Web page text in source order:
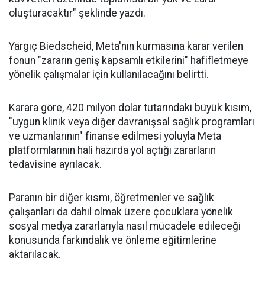
oluşturacaktır" şeklinde yazdı.
Yargıç Biedscheid, Meta'nın kurmasına karar verilen
fonun "zararın geniş kapsamlı etkilerini" hafifletmeye
yönelik çalışmalar için kullanılacağını belirtti.
Karara göre, 420 milyon dolar tutarındaki büyük kısım,
"uygun klinik veya diğer davranışsal sağlık programları
ve uzmanlarının" finanse edilmesi yoluyla Meta
platformlarının hali hazırda yol açtığı zararların
tedavisine ayrılacak.
Paranın bir diğer kısmı, öğretmenler ve sağlık
çalışanları da dahil olmak üzere çocuklara yönelik
sosyal medya zararlarıyla nasıl mücadele edileceği
konusunda farkındalık ve önleme eğitimlerine
aktarılacak.